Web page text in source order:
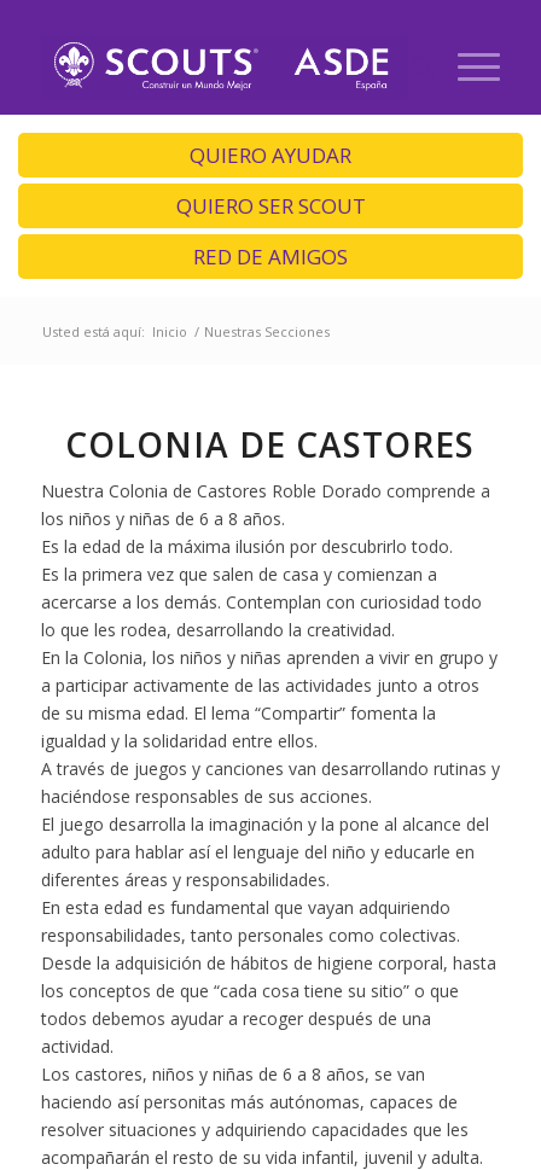
QUIERO AYUDAR
QUIERO SER SCOUT
RED DE AMIGOS
Usted está aquí: Inicio / Nuestras Secciones
COLONIA DE CASTORES
Nuestra Colonia de Castores Roble Dorado comprende a
los niños y niñas de 6 a 8 años.
Es la edad de la máxima ilusión por descubrirlo todo.
Es la primera vez que salen de casa y comienzan a
acercarse a los demás. Contemplan con curiosidad todo
lo que les rodea, desarrollando la creatividad.
En la Colonia, los niños y niñas aprenden a vivir en grupo y
a participar activamente de las actividades junto a otros
de su misma edad. El lema “Compartir” fomenta la
igualdad y la solidaridad entre ellos.
A través de juegos y canciones van desarrollando rutinas y
haciéndose responsables de sus acciones.
El juego desarrolla la imaginación y la pone al alcance del
adulto para hablar así el lenguaje del niño y educarle en
diferentes áreas y responsabilidades.
En esta edad es fundamental que vayan adquiriendo
responsabilidades, tanto personales como colectivas.
Desde la adquisición de hábitos de higiene corporal, hasta
los conceptos de que “cada cosa tiene su sitio” o que
todos debemos ayudar a recoger después de una
actividad.
Los castores, niños y niñas de 6 a 8 años, se van
haciendo así personitas más autónomas, capaces de
resolver situaciones y adquiriendo capacidades que les
acompañarán el resto de su vida infantil, juvenil y adulta.